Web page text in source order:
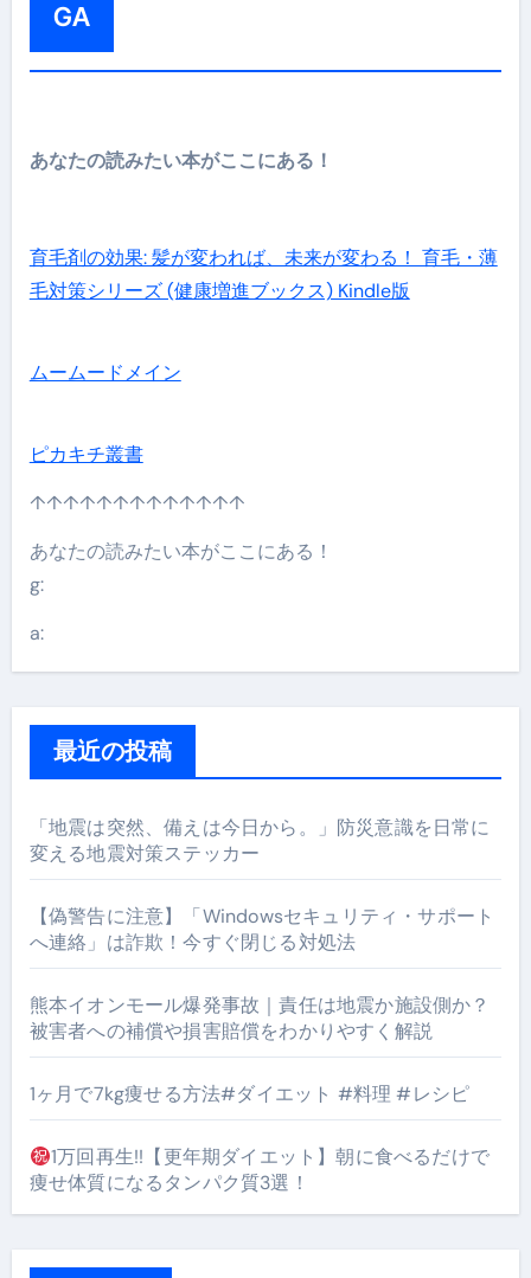
GA
あなたの読みたい本がここにある！
育毛剤の効果: 髪が変われば、未来が変わる！ 育毛・薄
毛対策シリーズ (健康増進ブックス) Kindle版
ムームードメイン
ピカキチ叢書
↑↑↑↑↑↑↑↑↑↑↑↑↑
あなたの読みたい本がここにある！
g:
a:
最近の投稿
「地震は突然、備えは今日から。」防災意識を日常に
変える地震対策ステッカー
【偽警告に注意】「Windowsセキュリティ・サポート
へ連絡」は詐欺！今すぐ閉じる対処法
熊本イオンモール爆発事故｜責任は地震か施設側か？
被害者への補償や損害賠償をわかりやすく解説
1ヶ月で7kg痩せる方法#ダイエット #料理 #レシピ
1万回再生!!【更年期ダイエット】朝に食べるだけで
痩せ体質になるタンパク質3選！